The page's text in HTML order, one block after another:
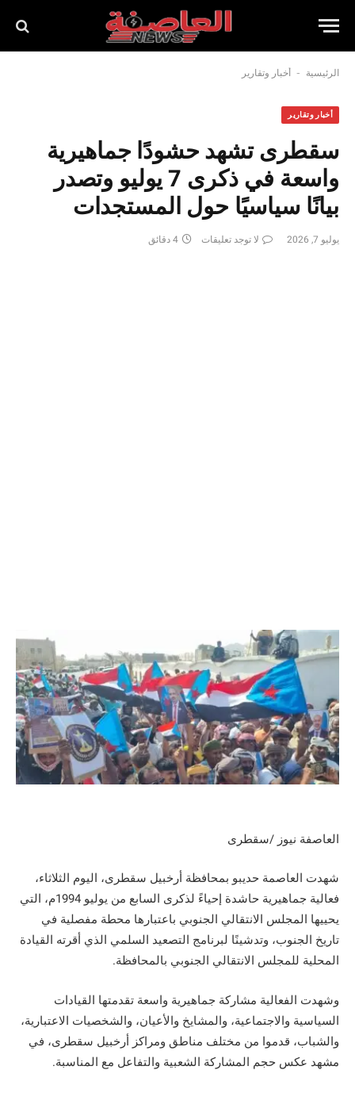
الرئيسية - أخبار وتقارير
أخبار وتقارير
سقطرى تشهد حشودًا جماهيرية
واسعة في ذكرى 7 يوليو وتصدر
بيانًا سياسيًا حول المستجدات
يوليو 7, 2026 لا توجد تعليقات 4 دقائق
العاصفة نيوز /سقطرى
شهدت العاصمة حديبو بمحافظة أرخبيل سقطرى، اليوم الثلاثاء،
فعالية جماهيرية حاشدة إحياءً لذكرى السابع من يوليو 1994م، التي
يحييها المجلس الانتقالي الجنوبي باعتبارها محطة مفصلية في
تاريخ الجنوب، وتدشينًا لبرنامج التصعيد السلمي الذي أقرته القيادة
المحلية للمجلس الانتقالي الجنوبي بالمحافظة.
وشهدت الفعالية مشاركة جماهيرية واسعة تقدمتها القيادات
السياسية والاجتماعية، والمشايخ والأعيان، والشخصيات الاعتبارية،
والشباب، قدموا من مختلف مناطق ومراكز أرخبيل سقطرى، في
مشهد عكس حجم المشاركة الشعبية والتفاعل مع المناسبة.